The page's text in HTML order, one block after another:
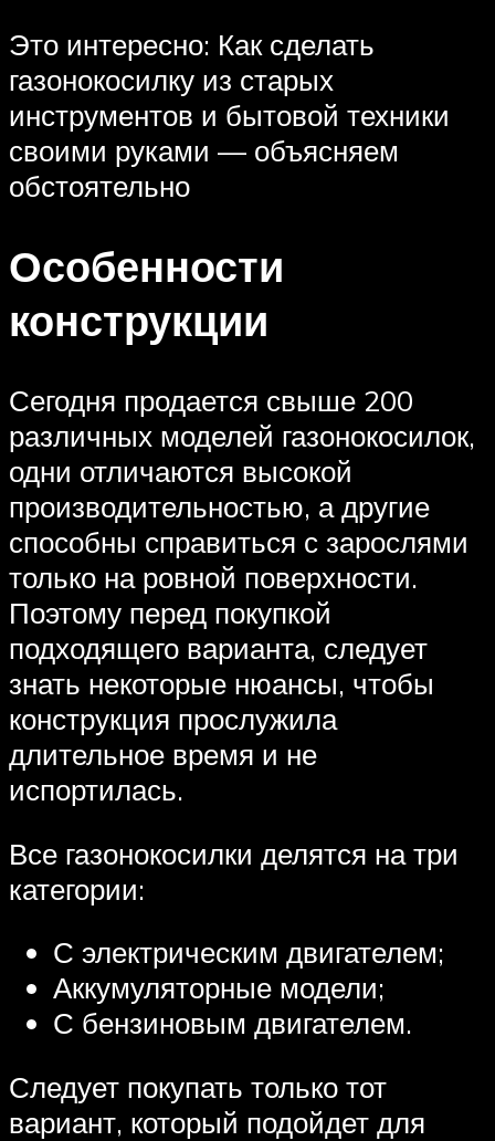
Это интересно: Как сделать
газонокосилку из старых
инструментов и бытовой техники
своими руками — объясняем
обстоятельно
Особенности
конструкции
Сегодня продается свыше 200
различных моделей газонокосилок,
одни отличаются высокой
производительностью, а другие
способны справиться с зарослями
только на ровной поверхности.
Поэтому перед покупкой
подходящего варианта, следует
знать некоторые нюансы, чтобы
конструкция прослужила
длительное время и не
испортилась.
Все газонокосилки делятся на три
категории:
С электрическим двигателем;
Аккумуляторные модели;
С бензиновым двигателем.
Следует покупать только тот
вариант, который подойдет для